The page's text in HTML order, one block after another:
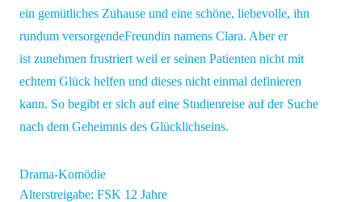
ein gemütliches Zuhause und eine schöne, liebevolle, ihn
rundum versorgendeFreundin namens Clara. Aber er
ist zunehmen frustriert weil er seinen Patienten nicht mit
echtem Glück helfen und dieses nicht einmal definieren
kann. So begibt er sich auf eine Studienreise auf der Suche
nach dem Geheimnis des Glücklichseins.
Drama-Komödie
Alterstreigabe: FSK 12 Jahre